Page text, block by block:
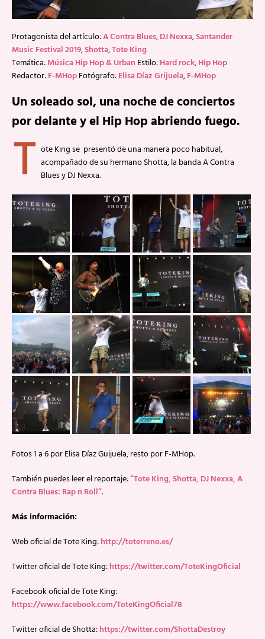
Protagonista del artículo:A Contra Blues,DJ Nexxa,Santander
Music Festival 2019,Shotta,Tote King
Temática:Música Hip Hop & Urban Estilo:Hard rock,Hip Hop
Redactor:F-MHopFotógrafo:Elisa Díaz Grijuela,F-MHop
Un soleado sol, una noche de conciertos
por delante y el Hip Hop abriendo fuego.
T ote King se presentó de una manera poco habitual,
acompañado de su hermano Shotta, la banda A Contra
Blues y DJ Nexxa.
Fotos 1 a 6 por Elisa Díaz Guijuela, resto por F-MHop.
También puedes leer el reportaje:“Tote King, Shotta, DJ Nexxa, A
Contra Blues: Rap n Roll”.
Más información:
Web oficial de Tote King:http://toterreno.es/
Twitter oficial de Tote King:https://twitter.com/ToteKingOficial
Facebook oficial de Tote King:
https://www.facebook.com/ToteKingOficial78
Twitter oficial de Shotta:https://twitter.com/ShottaDestroy